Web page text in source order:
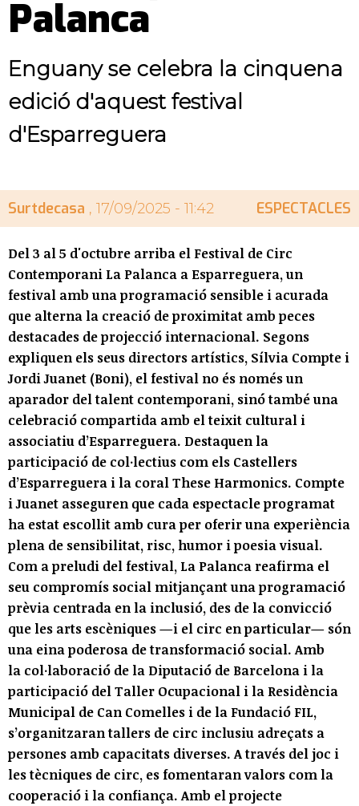
Palanca
Enguany se celebra la cinquena
edició d'aquest festival
d'Esparreguera
Surtdecasa , 17/09/2025 - 11:42 ESPECTACLES
Del 3 al 5 d'octubre arriba el Festival de Circ
Contemporani La Palanca a Esparreguera, un
festival amb una programació sensible i acurada
que alterna la creació de proximitat amb peces
destacades de projecció internacional. Segons
expliquen els seus directors artístics, Sílvia Compte i
Jordi Juanet (Boni), el festival no és només un
aparador del talent contemporani, sinó també una
celebració compartida amb el teixit cultural i
associatiu d’Esparreguera. Destaquen la
participació de col·lectius com els Castellers
d’Esparreguera i la coral These Harmonics. Compte
i Juanet asseguren que cada espectacle programat
ha estat escollit amb cura per oferir una experiència
plena de sensibilitat, risc, humor i poesia visual.
Com a preludi del festival, La Palanca reafirma el
seu compromís social mitjançant una programació
prèvia centrada en la inclusió, des de la convicció
que les arts escèniques —i el circ en particular— són
una eina poderosa de transformació social. Amb
la col·laboració de la Diputació de Barcelona i la
participació del Taller Ocupacional i la Residència
Municipal de Can Comelles i de la Fundació FIL,
s’organitzaran tallers de circ inclusiu adreçats a
persones amb capacitats diverses. A través del joc i
les tècniques de circ, es fomentaran valors com la
cooperació i la confiança. Amb el projecte